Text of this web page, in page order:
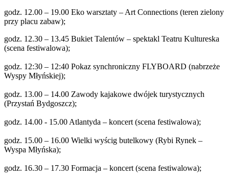
godz. 12.00 – 19.00 Eko warsztaty – Art Connections (teren zielony
przy placu zabaw);
godz. 12.30 – 13.45 Bukiet Talentów – spektakl Teatru Kultureska
(scena festiwalowa);
godz. 12:30 – 12:40 Pokaz synchroniczny FLYBOARD (nabrzeże
Wyspy Młyńskiej);
godz. 13.00 – 14.00 Zawody kajakowe dwójek turystycznych
(Przystań Bydgoszcz);
godz. 14.00 - 15.00 Atlantyda – koncert (scena festiwalowa);
godz. 15.00 – 16.00 Wielki wyścig butelkowy (Rybi Rynek –
Wyspa Młyńska);
godz. 16.30 – 17.30 Formacja – koncert (scena festiwalowa);